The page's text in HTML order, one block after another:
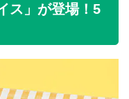
ス」が登場！5